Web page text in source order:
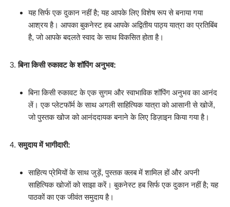
यह सिर्फ एक दुकान नहीं है; यह आपके लिए विशेष रूप से बनाया गया
आश्रय है। आपका बुकनेस्ट हब आपके अद्वितीय पाठ्य यात्रा का प्रतिबिंब
है, जो आपके बदलते स्वाद के साथ विकसित होता है।
बिना किसी रुकावट के शॉपिंग अनुभव:
बिना किसी रुकावट के एक सुगम और स्वाभाविक शॉपिंग अनुभव का आनंद
लें। एक प्लेटफॉर्म के साथ अगली साहित्यिक यात्रा को आसानी से खोजें,
जो पुस्तक खोज को आनंददायक बनाने के लिए डिज़ाइन किया गया है।
समुदाय में भागीदारी:
साहित्य प्रेमियों के साथ जुड़ें, पुस्तक क्लब में शामिल हों और अपनी
साहित्यिक खोजों को साझा करें। बुकनेस्ट हब सिर्फ एक दुकान नहीं है; यह
पाठकों का एक जीवंत समुदाय है।